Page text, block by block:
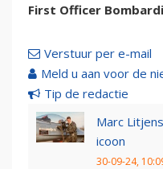
First Officer
Verstuur per e-mail
Meld u aan voor de
Tip de redactie
Marc
icoon
30-09-24,